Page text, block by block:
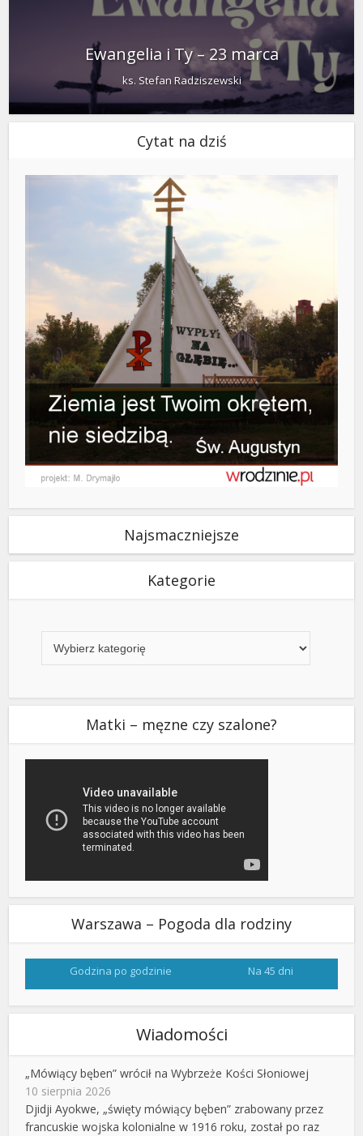
Ewangelia i Ty – 23 marca
ks. Stefan Radziszewski
Cytat na dziś
Najsmaczniejsze
Kategorie
Matki – męzne czy szalone?
Warszawa – Pogoda dla rodziny
Godzina po godzinie Na 45 dni
Wiadomości
„Mówiący bęben” wrócił na Wybrzeże Kości Słoniowej
10 sierpnia 2026
Djidji Ayokwe, „święty mówiący bęben” zrabowany przez
francuskie wojska kolonialne w 1916 roku, został po raz